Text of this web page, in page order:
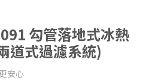
勾管落地式冰熱
道式過濾系統)
安心